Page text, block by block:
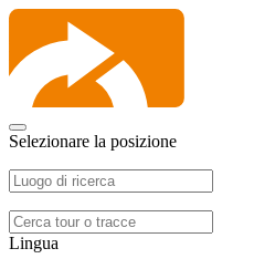
Selezionare la posizione
Lingua